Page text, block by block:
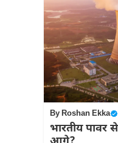
ByRoshan Ekka
भारतीय पावर